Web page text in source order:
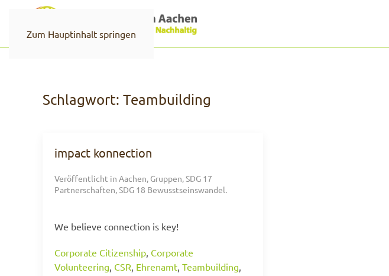
Zum Hauptinhalt springen
Schlagwort: Teambuilding
impact konnection
Veröffentlicht in Aachen, Gruppen,SDG 17
Partnerschaften,SDG 18 Bewusstseinswandel.
We believe connection is key!
Corporate Citizenship, Corporate
Volunteering, CSR, Ehrenamt, Teambuilding,